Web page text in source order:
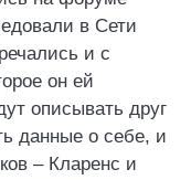
в Сети
и с
он ей
описывать друг
данные о себе, и
– Кларенс и